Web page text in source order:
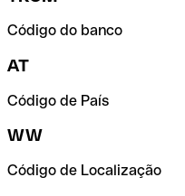
Código do banco
AT
Código de País
WW
Código de Localização